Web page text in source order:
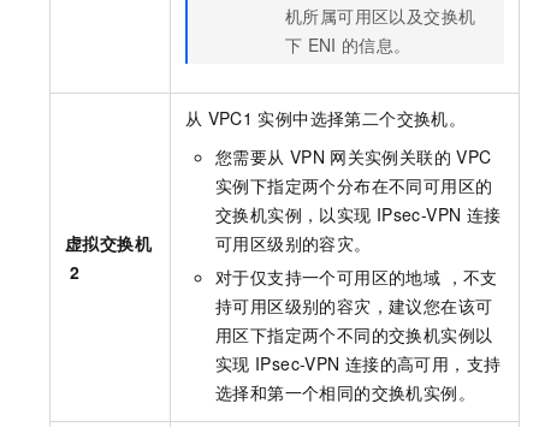
机所属可用区以及交换机
下 ENI 的信息。
虚拟交换机
2
从 VPC1 实例中选择第二个交换机。
您需要从 VPN 网关实例关联的 VPC
实例下指定两个分布在不同可用区的
交换机实例，以实现 IPsec-VPN 连接
可用区级别的容灾。
对于仅支持一个可用区的地域 ，不支
持可用区级别的容灾，建议您在该可
用区下指定两个不同的交换机实例以
实现 IPsec-VPN 连接的高可用，支持
选择和第一个相同的交换机实例。